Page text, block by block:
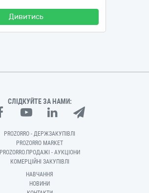
Дивитись
СЛІДКУЙТЕ ЗА НАМИ:
PROZORRO - ДЕРЖЗАКУПІВЛІ
PROZORRO MARKET
PROZORRO.ПРОДАЖІ - АУКЦІОНИ
КОМЕРЦІЙНІ ЗАКУПІВЛІ
НАВЧАННЯ
НОВИНИ